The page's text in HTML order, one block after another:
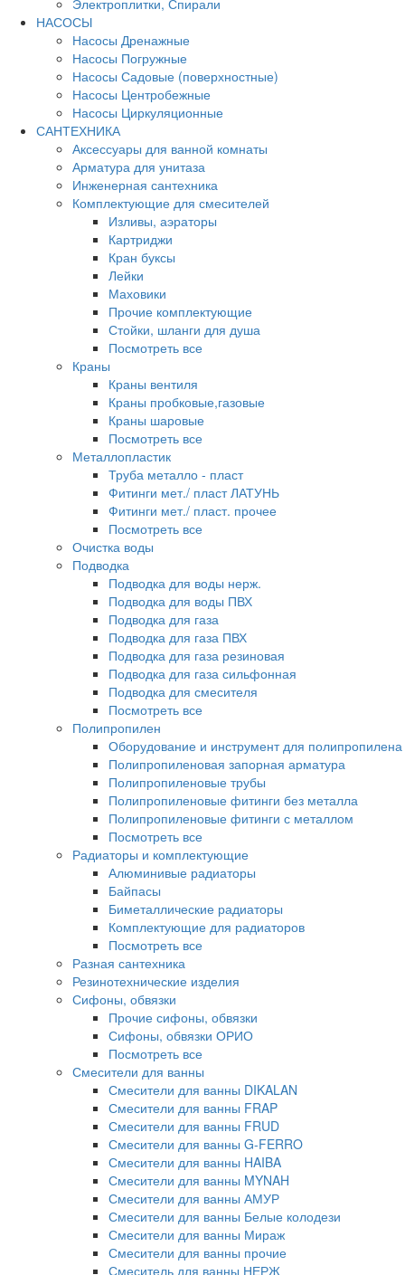
Электроплитки, Спирали
НАСОСЫ
Насосы Дренажные
Насосы Погружные
Насосы Садовые (поверхностные)
Насосы Центробежные
Насосы Циркуляционные
САНТЕХНИКА
Аксессуары для ванной комнаты
Арматура для унитаза
Инженерная сантехника
Комплектующие для смесителей
Изливы, аэраторы
Картриджи
Кран буксы
Лейки
Маховики
Прочие комплектующие
Стойки, шланги для душа
Посмотреть все
Краны
Краны вентиля
Краны пробковые,газовые
Краны шаровые
Посмотреть все
Металлопластик
Труба металло - пласт
Фитинги мет./ пласт ЛАТУНЬ
Фитинги мет./ пласт. прочее
Посмотреть все
Очистка воды
Подводка
Подводка для воды нерж.
Подводка для воды ПВХ
Подводка для газа
Подводка для газа ПВХ
Подводка для газа резиновая
Подводка для газа сильфонная
Подводка для смесителя
Посмотреть все
Полипропилен
Оборудование и инструмент для полипропилена
Полипропиленовая запорная арматура
Полипропиленовые трубы
Полипропиленовые фитинги без металла
Полипропиленовые фитинги с металлом
Посмотреть все
Радиаторы и комплектующие
Алюминивые радиаторы
Байпасы
Биметаллические радиаторы
Комплектующие для радиаторов
Посмотреть все
Разная сантехника
Резинотехнические изделия
Сифоны, обвязки
Прочие сифоны, обвязки
Сифоны, обвязки ОРИО
Посмотреть все
Смесители для ванны
Смесители для ванны DIKALAN
Смесители для ванны FRAP
Смесители для ванны FRUD
Смесители для ванны G-FERRO
Смесители для ванны HAIBA
Смесители для ванны MYNAH
Смесители для ванны АМУР
Смесители для ванны Белые колодези
Смесители для ванны Мираж
Смесители для ванны прочие
Смеситель для ванны НЕРЖ